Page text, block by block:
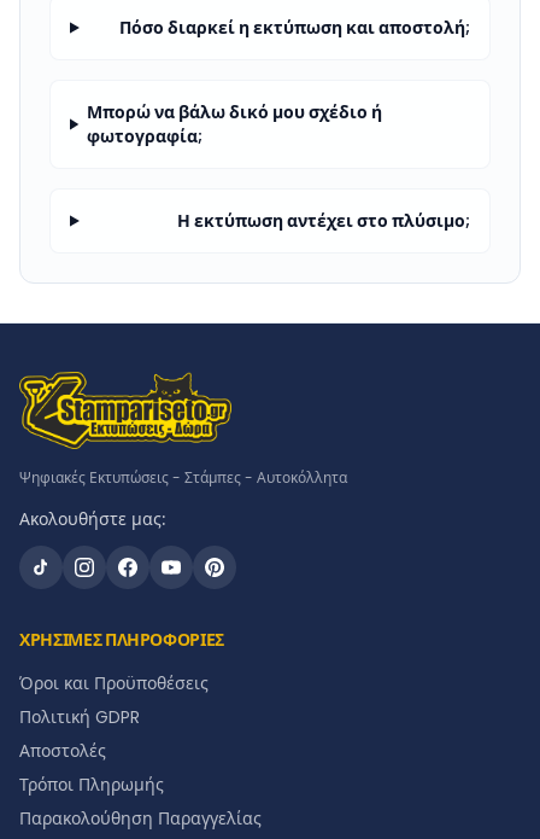
Πόσο διαρκεί η εκτύπωση και αποστολή;
Μπορώ να βάλω δικό μου σχέδιο ή
φωτογραφία;
Η εκτύπωση αντέχει στο πλύσιμο;
Ψηφιακές Εκτυπώσεις - Στάμπες - Αυτοκόλλητα
Ακολουθήστε μας:
ΧΡΗΣΙΜΕΣ ΠΛΗΡΟΦΟΡΙΕΣ
Όροι και Προϋποθέσεις
Πολιτική GDPR
Αποστολές
Τρόποι Πληρωμής
Παρακολούθηση Παραγγελίας